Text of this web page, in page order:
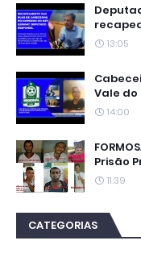
13:05
Vale do
14:00
Prisão
11:39
CATEGORIAS